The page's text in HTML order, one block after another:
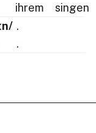
ihrem
singen
.
.